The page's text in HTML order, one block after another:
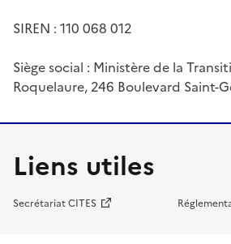
SIREN : 110 068 012
Siège social : Ministère de la
Roquelaure, 246 Boulevard Saint-
Liens utiles
Secrétariat CITES